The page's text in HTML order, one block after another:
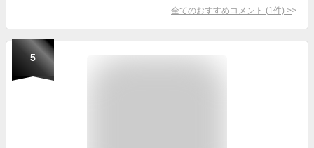
全てのおすすめコメント (1 件) >
5